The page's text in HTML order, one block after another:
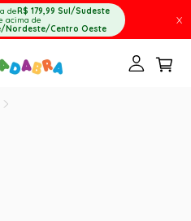
deR$ 179,99 Sul/Sudeste
acima de
Nordeste/Centro Oeste
X